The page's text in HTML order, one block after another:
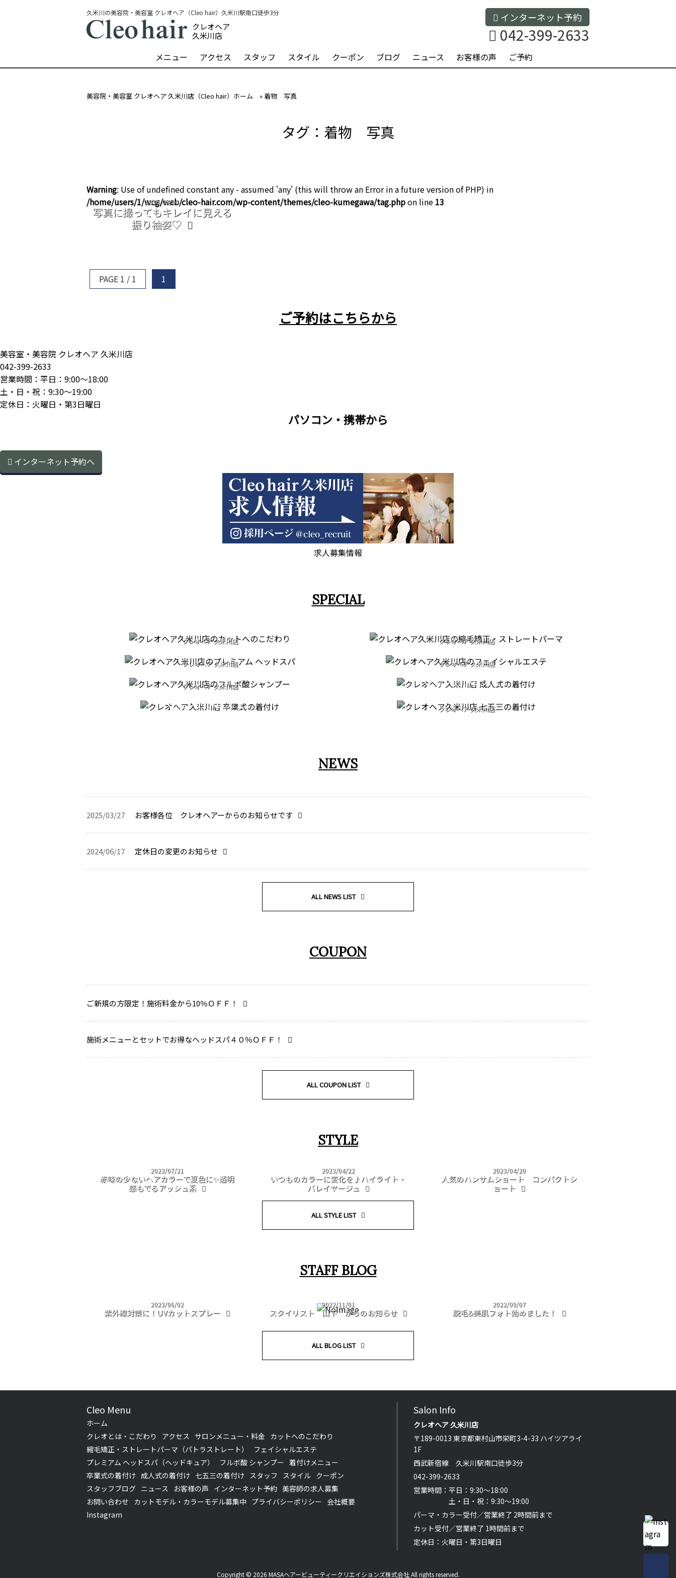
久米川の美容院・美容室 クレオヘア（Cleo hair）久米川駅南口徒歩3分
クレオヘア
久米川店
インターネット予約
042-399-2633
メニュー アクセス スタッフ スタイル クーポン ブログ ニュース お客様の声 ご予約
美容院・美容室 クレオヘア 久米川店（Cleo hair）ホーム »着物 写真
タグ：着物 写真
Warning: Use of undefined constant any - assumed 'any' (this will throw an Error in a future version of PHP) in
/home/users/1/wcg/web/cleo-hair.com/wp-content/themes/cleo-kumegawa/tag.phpon line 13
2016/08/14
写真に撮ってもキレイに見える
振り袖姿♡
PAGE 1 / 1 1
ご予約はこちらから
美容室・美容院 クレオヘア 久米川店
042-399-2633
営業時間：平日：9:00～18:00
土・日・祝：9:30～19:00
定休日：火曜日・第3日曜日
パソコン・携帯から
インターネット予約へ
求人募集情報
SPECIAL
クレオヘア 久米川店 クレオヘア 久米川店
PREMIUM HEAD SPA
クレオヘア 久米川店
FACIAL CARE
クレオヘア 久米川店
PATORA SERIES
クレオヘア 久米川店
COMING OF AGE
CEREMONY
成人式の着付け
GRADUATION
CEREMONY 753
クレオヘア 久米川店
NEWS
2025/03/27 お客様各位 クレオヘアーからのお知らせです
2024/06/17 定休日の変更のお知らせ
ALL NEWS LIST
COUPON
ご新規の方限定！施術料金から10％ＯＦＦ！
施術メニューとセットでお得なヘッドスパ４０％ＯＦＦ！
ALL COUPON LIST
STYLE
2023/07/21
赤味の少ないヘアカラーで夏色に✨透明
感もでるアッシュ系
2023/04/22
いつものカラーに変化を♪ハイライト・
バレイヤージュ
2023/04/20
人気のハンサムショート コンパクトシ
ョート
ALL STYLE LIST
STAFF BLOG
2023/06/02
紫外線対策に！UVカットスプレー
2022/11/01
スタイリスト 山下 からのお知らせ
2022/09/07
脱毛&美肌フォト始めました！
ALL BLOG LIST
Cleo Menu
ホーム
クレオとは・こだわり
アクセス サロンメニュー・料金 カットへのこだわり
縮毛矯正・ストレートパーマ（パトラストレート）
フェイシャルエステ
プレミアム ヘッドスパ（ヘッドキュア）
フルボ酸 シャンプー 着付けメニュー
卒業式の着付け 成人式の着付け 七五三の着付け スタッフ スタイル クーポン
スタッフブログ ニュース お客様の声 インターネット予約 美容師の求人募集
お問い合わせ カットモデル・カラーモデル募集中 プライバシーポリシー 会社概要
Instagram
Salon Info
クレオヘア 久米川店
〒189-0013 東京都東村山市栄町3-4-33 ハイツアライ
1F
西武新宿線 久米川駅南口徒歩3分
042-399-2633
営業時間：平日：9:30～18:00
土・日・祝：9:30～19:00
パーマ・カラー受付／営業終了 2時間前まで
カット受付／営業終了 1時間前まで
定休日：火曜日・第3日曜日
Copyright © 2026 MASAヘアービューティークリエイションズ株式会社 All rights reserved.